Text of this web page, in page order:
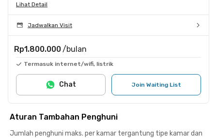
Lihat Detail
Jadwalkan Visit
Rp1.800.000 /bulan
Termasuk internet/wifi, listrik
Join Waiting List
Chat
Aturan Tambahan Penghuni
Jumlah penghuni maks. per kamar tergantung tipe kamar dan